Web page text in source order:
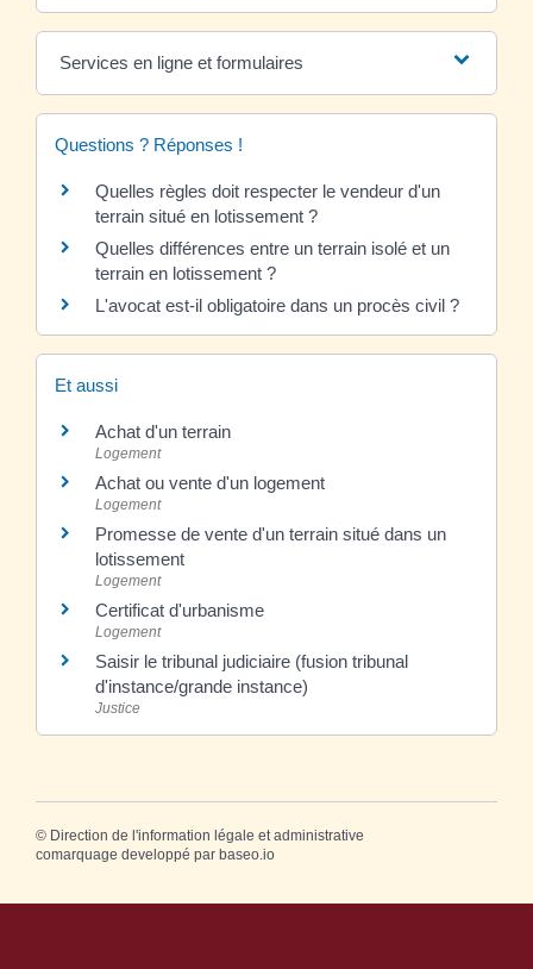
Services en ligne et formulaires
Questions ? Réponses !
Quelles règles doit respecter le vendeur d'un
terrain situé en lotissement ?
Quelles différences entre un terrain isolé et un
terrain en lotissement ?
L'avocat est-il obligatoire dans un procès civil ?
Et aussi
Achat d'un terrain
Logement
Achat ou vente d'un logement
Logement
Promesse de vente d'un terrain situé dans un
lotissement
Logement
Certificat d'urbanisme
Logement
Saisir le tribunal judiciaire (fusion tribunal
d'instance/grande instance)
Justice
© Direction de l'information légale et administrative
comarquage developpé par baseo.io